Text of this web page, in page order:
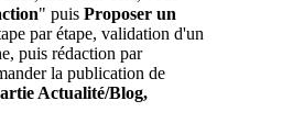
" puis Proposer un
par étape, validation d'un
puis rédaction par
la publication de
Actualité/Blog,